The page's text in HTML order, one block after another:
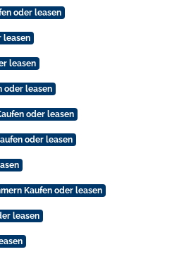
oder leasen
leasen
leasen
oder leasen
oder leasen
oder leasen
Kaufen oder leasen
leasen